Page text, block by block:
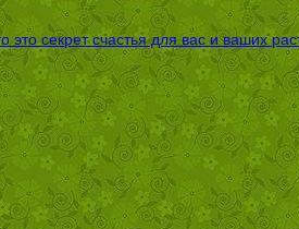
секрет счастья для вас и ваших